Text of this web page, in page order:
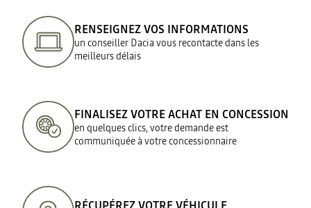
RENSEIGNEZ VOS INFORMATIONS
un conseiller Dacia vous recontacte dans les
meilleurs délais
FINALISEZ VOTRE ACHAT EN CONCESSION
en quelques clics, votre demande est
communiquée à votre concessionnaire